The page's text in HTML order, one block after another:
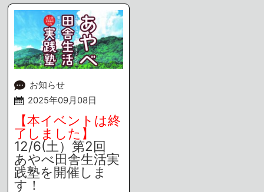
お知らせ
2025年09月08日
【本イベントは終
了しました】
12/6(土）第2回
あやべ田舎生活実
践塾を開催しま
す！